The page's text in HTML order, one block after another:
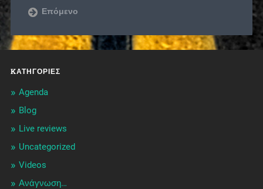
Επόμενο
KΑΤΗΓΟΡΊΕΣ
Agenda
Blog
Live reviews
Uncategorized
Videos
Ανάγνωση…